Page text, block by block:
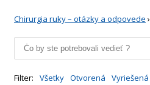
Chirurgia ruky – otázky a odpovede ›
Filter: Všetky Otvorená Vyriešená